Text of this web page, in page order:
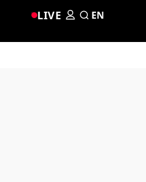
LIVE EN